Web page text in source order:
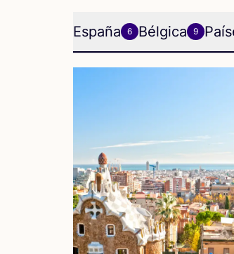
España 6 Bélgica 9